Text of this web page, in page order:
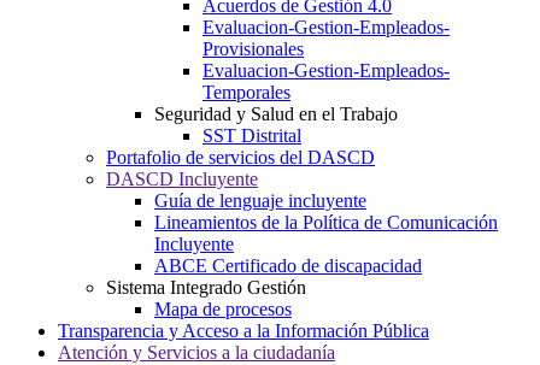
Acuerdos de Gestión 4.0
Evaluacion-Gestion-Empleados-
Provisionales
Evaluacion-Gestion-Empleados-
Temporales
Seguridad y Salud en el Trabajo
SST Distrital
Portafolio de servicios del DASCD
DASCD Incluyente
Guía de lenguaje incluyente
Lineamientos de la Política de Comunicación
Incluyente
ABCE Certificado de discapacidad
Sistema Integrado Gestión
Mapa de procesos
Transparencia y Acceso a la Información Pública
Atención y Servicios a la ciudadanía